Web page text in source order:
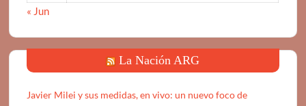
« Jun
La Nación ARG
Javier Milei y sus medidas, en vivo: un nuevo foco de